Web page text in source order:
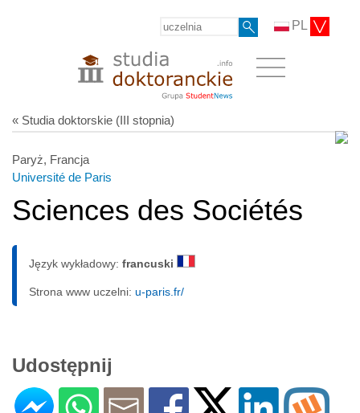
PL
« Studia doktorskie (III stopnia)
Paryż, Francja
Université de Paris
Sciences des Sociétés
Język wykładowy: francuski
Strona www uczelni: u-paris.fr/
Udostępnij